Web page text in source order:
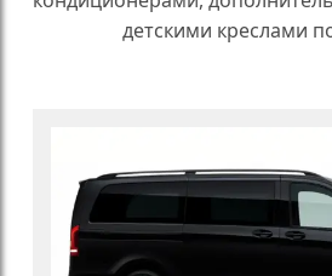
детскими креслами